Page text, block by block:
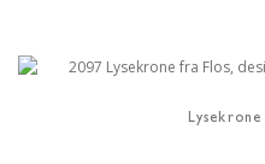
Lysekrone